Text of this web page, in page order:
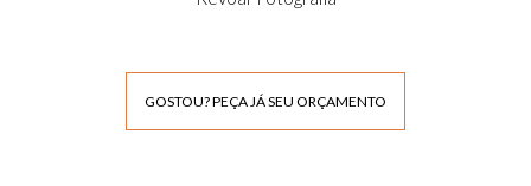
GOSTOU? PEÇA JÁ SEU ORÇAMENTO